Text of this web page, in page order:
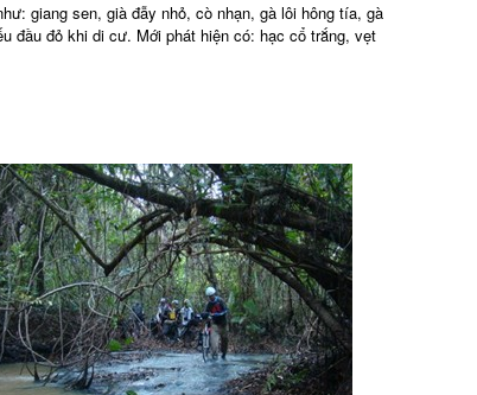
giang sen, già đẫy nhỏ, cò nhạn, gà lôi hông tía, gà
đầu đỏ khi di cư. Mới phát hiện có: hạc cổ trắng, vẹt